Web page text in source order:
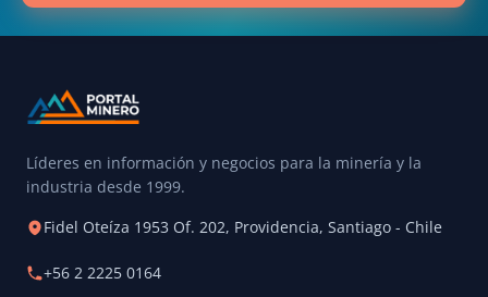
Líderes en información y negocios para la minería y la
industria desde 1999.
Fidel Oteíza 1953 Of. 202, Providencia, Santiago - Chile
+56 2 2225 0164